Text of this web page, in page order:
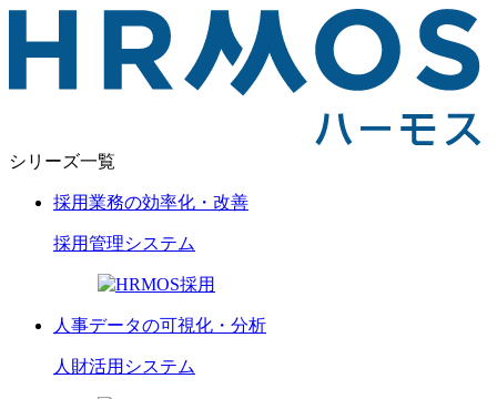
シリーズ一覧
採用業務の効率化・改善
採用管理システム
人事データの可視化・分析
人財活用 システム